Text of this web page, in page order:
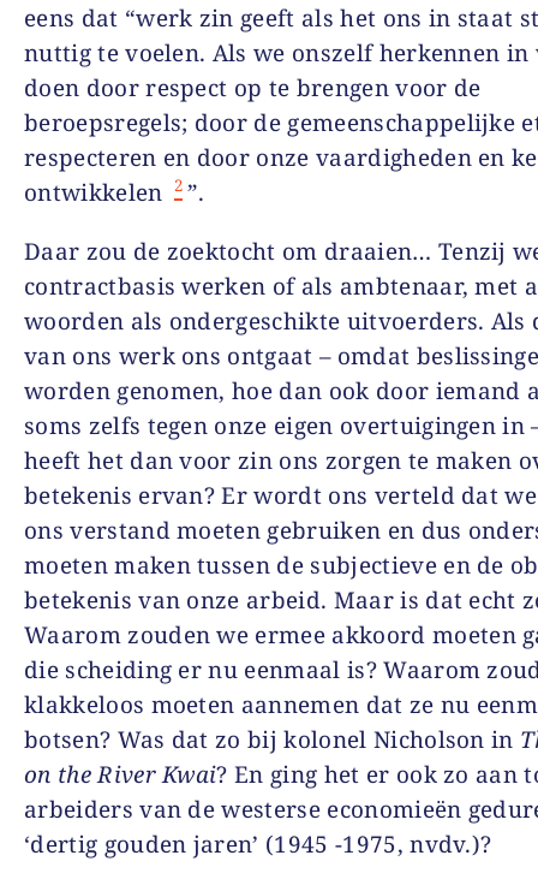
eens dat “werk zin geeft als het ons in staat
nuttig te voelen. Als we onszelf herkennen in
doen door respect op te brengen voor de
beroepsregels; door de gemeenschappelijke
respecteren en door onze vaardigheden en
ontwikkelen 2 ”.
Daar zou de zoektocht om draaien… Tenzij
contractbasis werken of als ambtenaar, met
woorden als ondergeschikte uitvoerders. Als
van ons werk ons ontgaat – omdat
worden genomen, hoe dan ook door iemand
soms zelfs tegen onze eigen overtuigingen in
heeft het dan voor zin ons zorgen te maken
betekenis ervan? Er wordt ons verteld dat
ons verstand moeten gebruiken en dus
moeten maken tussen de subjectieve en de
betekenis van onze arbeid. Maar is dat echt
Waarom zouden we ermee akkoord moeten
die scheiding er nu eenmaal is? Waarom
klakkeloos moeten aannemen dat ze nu
botsen? Was dat zo bij kolonel Nicholson in
on the River Kwai? En ging het er ook zo aan
arbeiders van de westerse economieën
‘dertig gouden jaren’ (1945 -1975, nvdv.)?